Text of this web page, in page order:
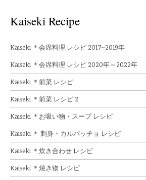
Kaiseki Recipe
Kaiseki ＊会席料理 レシピ 2017~2019年
Kaiseki ＊会席料理 レシピ 2020年～2022年
Kaiseki ＊前菜 レシピ
Kaiseki ＊前菜 レシピ 2
Kaiseki ＊お吸い物・スープ レシピ
Kaiseki ＊ 刺身・カルパッチョ レシピ
Kaiseki ＊炊き合わせ レシピ
Kaiseki ＊焼き物 レシピ